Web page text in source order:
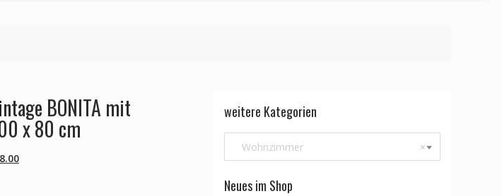
BONITA mit
x 80 cm
Aktueller
weitere Kategorien
×
Wohnzimmer
Neues im Shop